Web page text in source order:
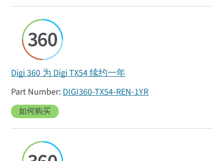
Digi 360 为 Digi TX54 续约一年
DIGI360-TX54-REN-1YR
如何购买